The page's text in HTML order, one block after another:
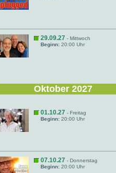
29.09.27 - Mittwoch
Beginn: 20:00 Uhr
Oktober 2027
01.10.27 - Freitag
Beginn: 20:00 Uhr
07.10.27 - Donnerstag
Beginn: 20:00 Uhr